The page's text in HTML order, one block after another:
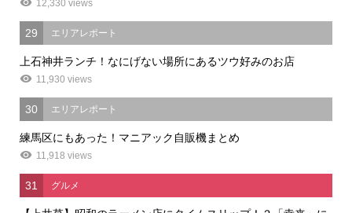
12,330 views
29 エリアレポート
上石神井ランチ！なにげない場所にあるツウ好みのお店
11,930 views
30 エリアレポート
練馬区にもあった！マニアック自販機まとめ
11,918 views
31 グルメ